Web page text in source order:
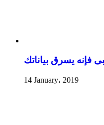
فإنه يسرق بياناتك
14 January، 2019